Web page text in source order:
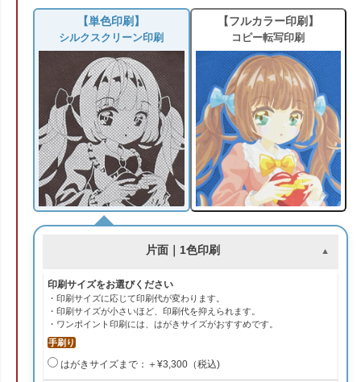
【単色印刷】
シルクスクリーン印刷
【フルカラー印刷】
コピー転写印刷
片面｜1色印刷
印刷サイズをお選びください
・印刷サイズに応じて印刷代が変わります。
・印刷サイズが小さいほど、印刷代を抑えられます。
・ワンポイント印刷には、はがきサイズがおすすめです。
手刷り
はがきサイズまで：＋¥3,300（税込)